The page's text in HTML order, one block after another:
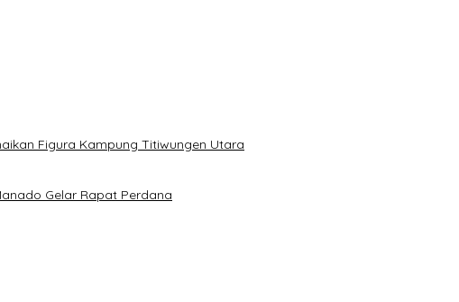
Figura Kampung Titiwungen Utara
Gelar Rapat Perdana